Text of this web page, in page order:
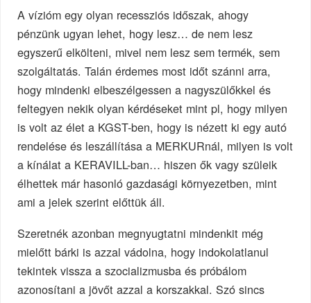
A vízióm egy olyan recessziós időszak, ahogy
pénzünk ugyan lehet, hogy lesz… de nem lesz
egyszerű elkölteni, mivel nem lesz sem termék, sem
szolgáltatás. Talán érdemes most időt szánni arra,
hogy mindenki elbeszélgessen a nagyszülőkkel és
feltegyen nekik olyan kérdéseket mint pl, hogy milyen
is volt az élet a KGST-ben, hogy is nézett ki egy autó
rendelése és leszállítása a MERKURnál, milyen is volt
a kínálat a KERAVILL-ban… hiszen ők vagy szüleik
élhettek már hasonló gazdasági környezetben, mint
ami a jelek szerint előttük áll.
Szeretnék azonban megnyugtatni mindenkit még
mielőtt bárki is azzal vádolna, hogy indokolatlanul
tekintek vissza a szocializmusba és próbálom
azonosítani a jövőt azzal a korszakkal. Szó sincs